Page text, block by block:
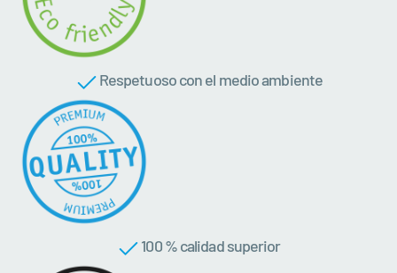
Respetuoso con el medio ambiente
100 % calidad superior